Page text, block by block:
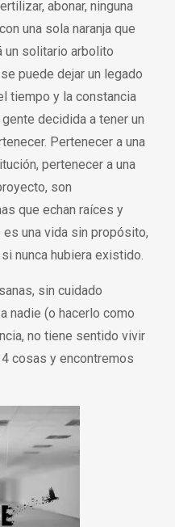
abonar, ninguna
una sola naranja que
un solitario arbolito
puede dejar un legado
tiempo y la constancia
decidida a tener un
Pertenecer a una
pertenecer a una
son
que echan raíces y
una vida sin propósito,
nunca hubiera existido.
sin cuidado
nadie (o hacerlo como
no tiene sentido vivir
cosas y encontremos